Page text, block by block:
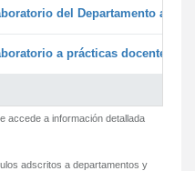
del Departamento a la
a prácticas docentes y
accede a información detallada
adscritos a departamentos y